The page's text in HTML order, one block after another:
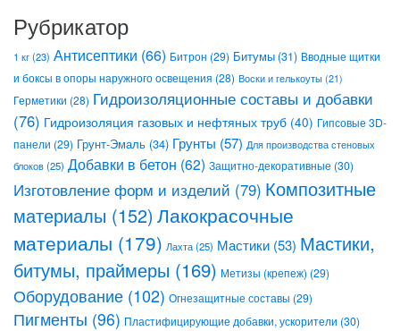
Рубрикатор
1 кг(23) Антисептики (66) Битрон (29) Битумы (31) Вводные щитки
и боксы в опоры наружного освещения (28) Воски и гелькоуты (21)
Герметики (28) Гидроизоляционные составы и добавки
(76) Гидроизоляция газовых и нефтяных труб (40) Гипсовые 3D-
панели (29) Грунт-Эмаль (34) Грунты (57) Для производства стеновых
блоков(25) Добавки в бетон (62) Защитно-декоративные (30)
Изготовление форм и изделий (79) Композитные
материалы (152) Лакокрасочные
материалы (179) Лахта(25) Мастики (53) Мастики,
битумы, праймеры (169) Метизы (крепеж) (29)
Оборудование (102) Огнезащитные составы (29)
Пигменты (96) Пластифицирующие добавки, ускорители (30)